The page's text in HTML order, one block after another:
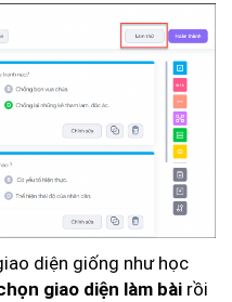
diện giống như học
giao diện làm bài rồi